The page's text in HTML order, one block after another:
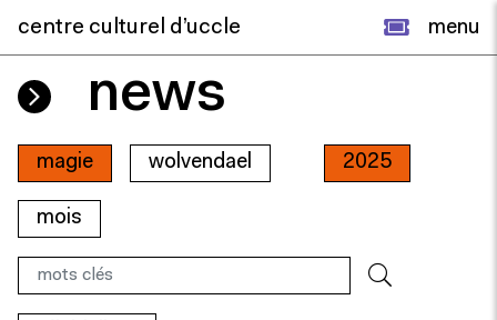
centre culturel d’uccle menu
news
magie wolvendael 2025
mois